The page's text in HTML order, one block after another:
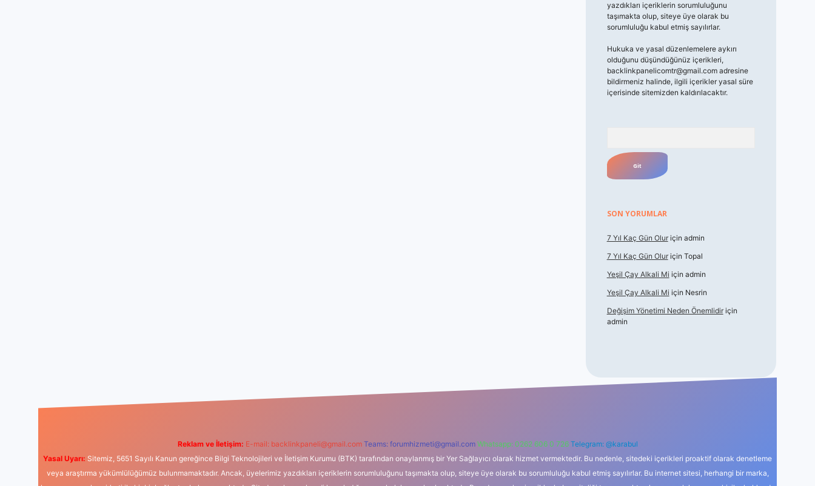
yazdıkları içeriklerin sorumluluğunu
taşımakta olup, siteye üye olarak bu
sorumluluğu kabul etmiş sayılırlar.
Hukuka ve yasal düzenlemelere aykırı
olduğunu düşündüğünüz içerikleri,
backlinkpanelicomtr@gmail.comadresine
bildirmeniz halinde, ilgili içerikler yasal süre
içerisinde sitemizden kaldırılacaktır.
SON YORUMLAR
7 Yıl Kaç Gün Oluriçin admin
7 Yıl Kaç Gün Oluriçin Topal
Yeşil Çay Alkali Mi için admin
Yeşil Çay Alkali Mi için Nesrin
Değişim Yönetimi Neden Önemlidiriçin
admin
Reklam ve İletişim: E-mail: backlinkpaneli@gmail.com Teams: forumhizmeti@gmail.com Whatsapp: 0262 606 0 726 Telegram: @karabul
Yasal Uyarı: Sitemiz, 5651 Sayılı Kanun gereğince Bilgi Teknolojileri ve İletişim Kurumu (BTK) tarafından onaylanmış bir Yer Sağlayıcı olarak hizmet vermektedir. Bu nedenle, sitedeki içerikleri proaktif olarak denetleme
veya araştırma yükümlülüğümüz bulunmamaktadır. Ancak, üyelerimiz yazdıkları içeriklerin sorumluluğunu taşımakta olup, siteye üye olarak bu sorumluluğu kabul etmiş sayılırlar. Bu internet sitesi, herhangi bir marka,